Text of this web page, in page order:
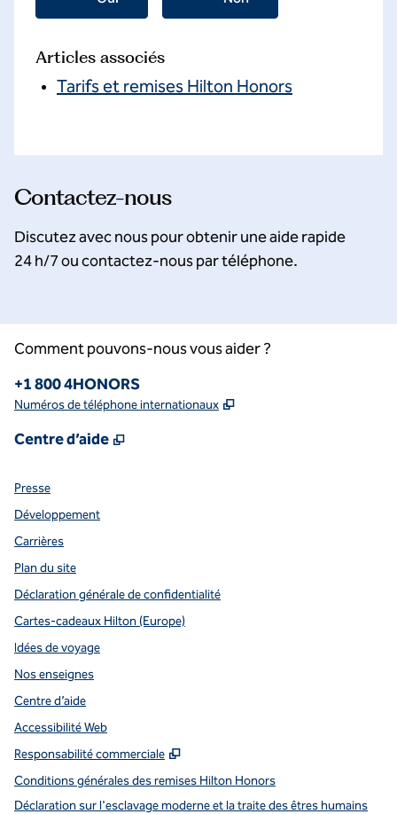
Articles associés
Tarifs et remises Hilton Honors
Contactez-nous
Discutez avec nous pour obtenir une aide rapide
24 h/7 ou contactez-nous par téléphone.
Comment pouvons-nous vous aider ?
Téléphone :
+1 800 4HONORS
Numéros de téléphone internationaux ,
Centre d’aide ,
Presse
Développement
Carrières
Plan du site
Déclaration générale de confidentialité
Cartes-cadeaux Hilton (Europe)
Idées de voyage
Nos enseignes
Centre d’aide
Accessibilité Web
Responsabilité commerciale
,
Conditions générales des remises Hilton Honors
Déclaration sur l'esclavage moderne et la traite des êtres humains